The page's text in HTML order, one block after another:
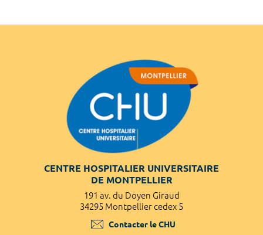
CENTRE HOSPITALIER UNIVERSITAIRE
DE MONTPELLIER
191 av. du Doyen Giraud
34295 Montpellier cedex 5
Contacter le CHU